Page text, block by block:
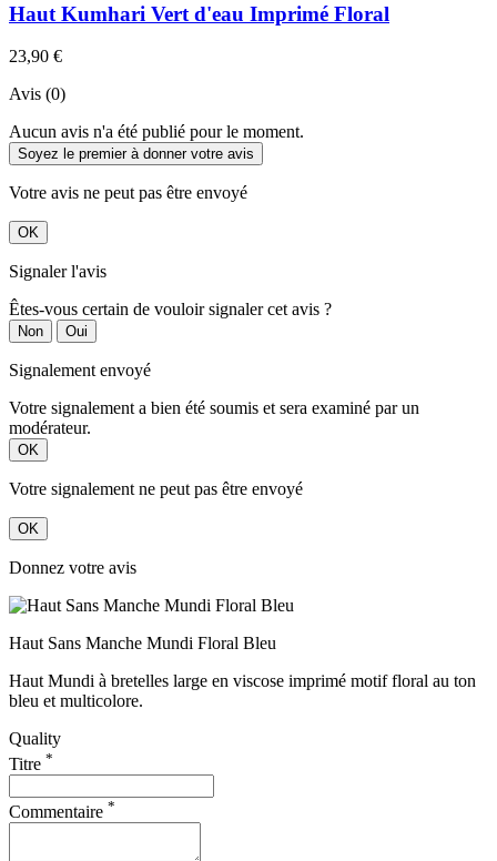
Haut Kumhari Vert d'eau Imprimé Floral
23,90 €
Avis (0)
Aucun avis n'a été publié pour le moment.
Soyez le premier à donner votre avis
Votre avis ne peut pas être envoyé
OK
Signaler l'avis
Êtes-vous certain de vouloir signaler cet avis ?
Non Oui
Signalement envoyé
Votre signalement a bien été soumis et sera examiné par un
modérateur.
OK
Votre signalement ne peut pas être envoyé
OK
Donnez votre avis
Haut Sans Manche Mundi Floral Bleu
Haut Mundi à bretelles large en viscose imprimé motif floral au ton
bleu et multicolore.
Quality
Titre *
Commentaire *